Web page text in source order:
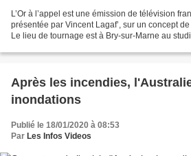
L’Or à l’appel est une émission de télévision
présentée par Vincent Lagaf’, sur un concept
Le lieu de tournage est à Bry-sur-Marne au
Après les incendies,
inondations
Publié le 18/01/2020 à 08:53
Par Les Infos Videos